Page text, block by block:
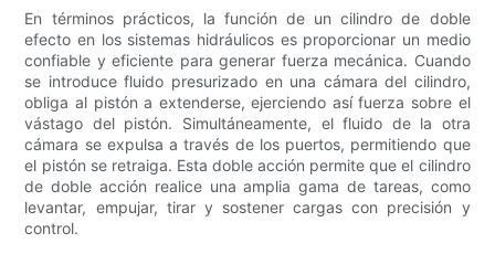
En términos prácticos, la función de un cilindro de doble
efecto en los sistemas hidráulicos es proporcionar un medio
confiable y eficiente para generar fuerza mecánica. Cuando
se introduce fluido presurizado en una cámara del cilindro,
obliga al pistón a extenderse, ejerciendo así fuerza sobre el
vástago del pistón. Simultáneamente, el fluido de la otra
cámara se expulsa a través de los puertos, permitiendo que
el pistón se retraiga. Esta doble acción permite que el cilindro
de doble acción realice una amplia gama de tareas, como
levantar, empujar, tirar y sostener cargas con precisión y
control.